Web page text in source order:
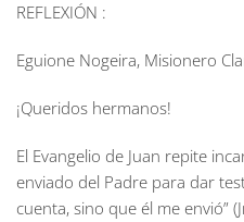
REFLEXIÓN :
Eguione Nogeira, Misionero
¡Queridos hermanos!
El Evangelio de Juan repite
enviado del Padre para dar
cuenta, sino que él me envió”